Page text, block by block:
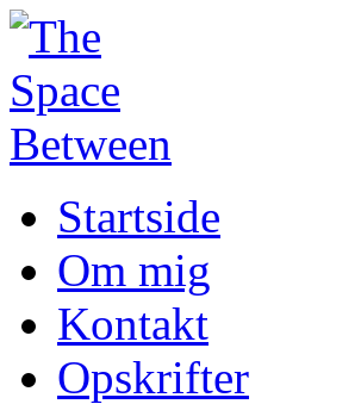
Startside
Om mig
Kontakt
Opskrifter